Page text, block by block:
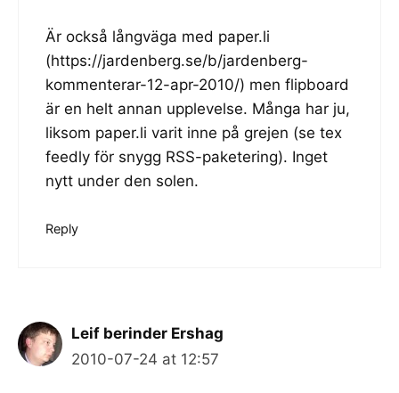
Är också långväga med paper.li
(https://jardenberg.se/b/jardenberg-
kommenterar-12-apr-2010/) men flipboard
är en helt annan upplevelse. Många har ju,
liksom paper.li varit inne på grejen (se tex
feedly för snygg RSS-paketering). Inget
nytt under den solen.
Reply
Leif berinder Ershag
2010-07-24 at 12:57